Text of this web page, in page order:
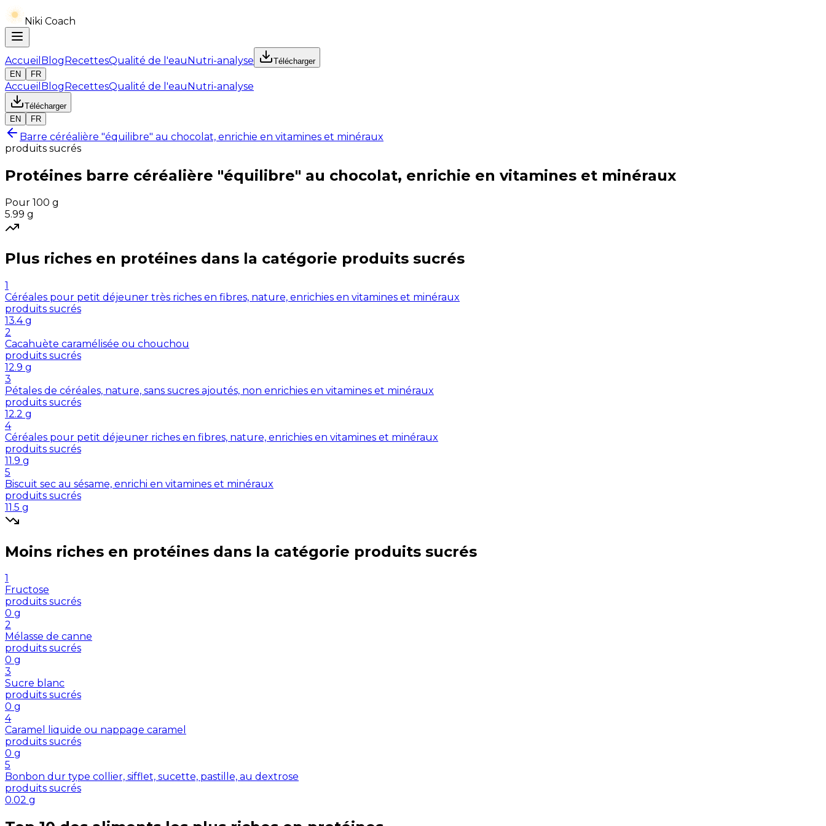
Niki Coach
Accueil BlogRecettesQualité de l'eauNutri-analyse
Télécharger
EN
FR
Accueil BlogRecettesQualité de l'eauNutri-analyse
Télécharger
EN
FR
Barre céréalière "équilibre" au chocolat, enrichie en vitamines et minéraux
produits sucrés
Protéines barre céréalière "équilibre" au chocolat, enrichie en vitamines et minéraux
Pour 100 g
5.99 g
Plus riches en protéines dans la catégorie produits sucrés
1
Céréales pour petit déjeuner très riches en fibres, nature, enrichies en vitamines et minéraux
produits sucrés
13.4 g
2
Cacahuète caramélisée ou chouchou
produits sucrés
12.9 g
3
Pétales de céréales, nature, sans sucres ajoutés, non enrichies en vitamines et minéraux
produits sucrés
12.2 g
4
Céréales pour petit déjeuner riches en fibres, nature, enrichies en vitamines et minéraux
produits sucrés
11.9 g
5
Biscuit sec au sésame, enrichi en vitamines et minéraux
produits sucrés
11.5 g
Moins riches en protéines dans la catégorie produits sucrés
1
Fructose
produits sucrés
0 g
2
Mélasse de canne
produits sucrés
0 g
3
Sucre blanc
produits sucrés
0 g
4
Caramel liquide ou nappage caramel
produits sucrés
0 g
5
Bonbon dur type collier, sifflet, sucette, pastille, au dextrose
produits sucrés
0.02 g